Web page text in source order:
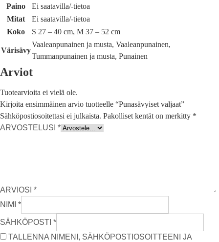
Paino
Ei saatavilla/-tietoa
Mitat
Ei saatavilla/-tietoa
Koko
S 27 – 40 cm, M 37 – 52 cm
Värisävy
Vaaleanpunainen ja musta, Vaaleanpunainen,
Tummanpunainen ja musta, Punainen
Arviot
Tuotearvioita ei vielä ole.
Kirjoita ensimmäinen arvio tuotteelle “Punasävyiset valjaat”
Sähköpostiosoitettasi ei julkaista. Pakolliset kentät on merkitty *
ARVOSTELUSI *
ARVIOSI *
NIMI *
SÄHKÖPOSTI *
TALLENNA NIMENI, SÄHKÖPOSTIOSOITTEENI JA